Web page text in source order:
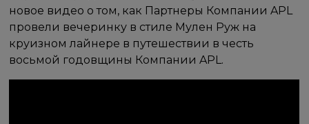
новое видео о том, как Партнеры Компании APL
провели вечеринку в стиле Мулен Руж на
круизном лайнере в путешествии в честь
восьмой годовщины Компании APL.